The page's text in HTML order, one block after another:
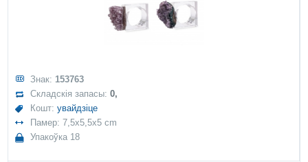
Знак: 153763
Складскія запасы:0,
Кошт:увайдзіце
Памер: 7,5x5,5x5 cm
Упакоўка 18